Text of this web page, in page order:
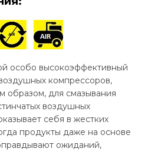
особо высокоэффективный
компрессоров,
образом, для смазывания
воздушных
себя в жестких
продукты даже на основе
ожиданий,